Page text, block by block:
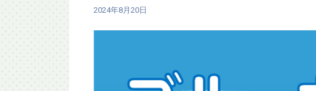
2024年8月20日